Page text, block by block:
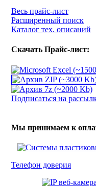
Весь прайс-лист
Расширенный поиск
Каталог тех. описаний
Скачать Прайс-лист:
Подписаться на
Мы принимаем к
Телефон доверия